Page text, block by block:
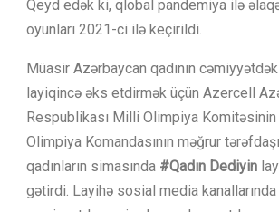
Qeyd edək ki, qlobal pandemiya ilə
oyunları 2021-ci ilə keçirildi.
Müasir Azərbaycan qadının
layiqincə əks etdirmək üçün Azercell
Respublikası Milli Olimpiya
Olimpiya Komandasının məğrur
qadınların simasında #Qadın Dediyin
gətirdi. Layihə sosial media kanallarında